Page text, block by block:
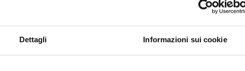
Dettagli Informazioni sui cookie